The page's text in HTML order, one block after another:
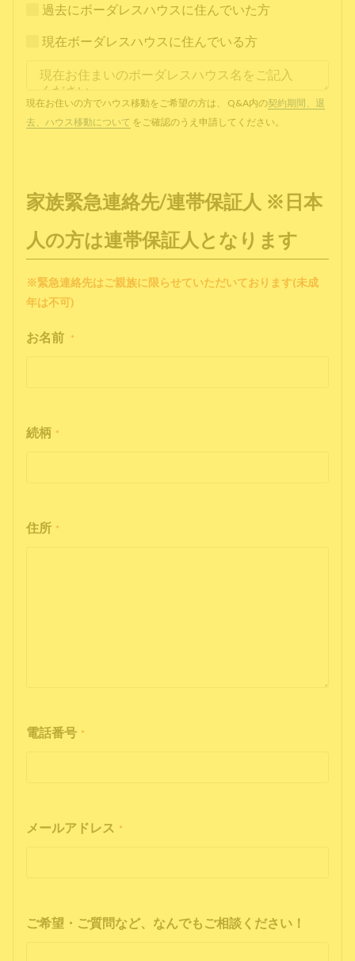
過去にボーダレスハウスに住んでいた方
現在ボーダレスハウスに住んでいる方
現在お住いの方でハウス移動をご希望の方は、 Q&A内の契約期間、退
去、ハウス移動について をご確認のうえ申請してください。
家族緊急連絡先/連帯保証人 ※日本
人の方は連帯保証人となります
※緊急連絡先はご親族に限らせていただいております(未成
年は不可)
お名前 *
続柄 *
住所 *
電話番号 *
メールアドレス *
ご希望・ご質問など、なんでもご相談ください！